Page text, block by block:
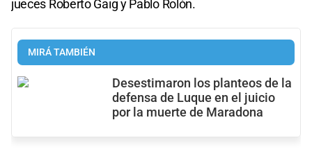
jueces Roberto Gaig y Pablo Rolón.
MIRÁ TAMBIÉN
Desestimaron los planteos de la
defensa de Luque en el juicio
por la muerte de Maradona